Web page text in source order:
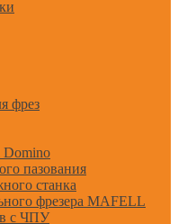
фрез
Domino
пазования
станка
фрезера MAFELL
с ЧПУ